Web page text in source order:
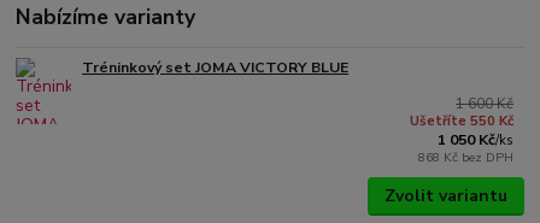
Nabízíme varianty
Tréninkový set JOMA VICTORY BLUE
1 600 Kč
Ušetříte 550 Kč
1 050 Kč/ks
868 Kč bez DPH
Zvolit variantu